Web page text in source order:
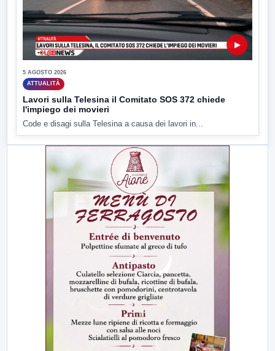
▶
5 AGOSTO 2026
ATTUALITÀ
Lavori sulla Telesina il Comitato SOS 372 chiede
l'impiego dei movieri
Code e disagi sulla Telesina a causa dei lavori in...